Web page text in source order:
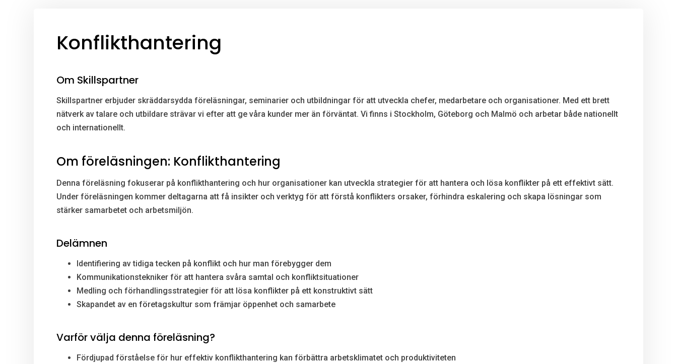
Konflikthantering
Om Skillspartner
Skillspartner erbjuder skräddarsydda föreläsningar, seminarier och utbildningar för att utveckla chefer, medarbetare och organisationer. Med ett brett
nätverk av talare och utbildare strävar vi efter att ge våra kunder mer än förväntat. Vi finns i Stockholm, Göteborg och Malmö och arbetar både nationellt
och internationellt.
Om föreläsningen: Konflikthantering
Denna föreläsning fokuserar på konflikthantering och hur organisationer kan utveckla strategier för att hantera och lösa konflikter på ett effektivt sätt.
Under föreläsningen kommer deltagarna att få insikter och verktyg för att förstå konflikters orsaker, förhindra eskalering och skapa lösningar som
stärker samarbetet och arbetsmiljön.
Delämnen
Identifiering av tidiga tecken på konflikt och hur man förebygger dem
Kommunikationstekniker för att hantera svåra samtal och konfliktsituationer
Medling och förhandlingsstrategier för att lösa konflikter på ett konstruktivt sätt
Skapandet av en företagskultur som främjar öppenhet och samarbete
Varför välja denna föreläsning?
Fördjupad förståelse för hur effektiv konflikthantering kan förbättra arbetsklimatet och produktiviteten